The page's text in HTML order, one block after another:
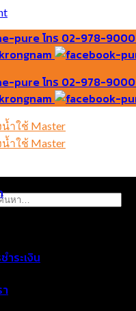
โทร 02-978-9000
โทร 02-978-9000
ำระเงิน